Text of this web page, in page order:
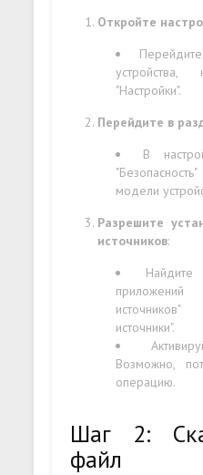
Откройте
"Настройки".
Перейдите в
В
модели
Разрешите
источников:
Найдите
источники".
Возможно,
операцию.
Шаг 2:
файл